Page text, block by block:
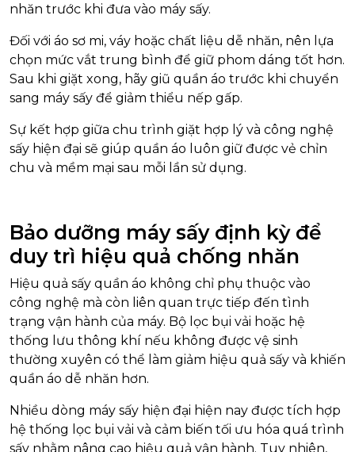
nhăn trước khi đưa vào máy sấy.
Đối với áo sơ mi, váy hoặc chất liệu dễ nhăn, nên lựa
chọn mức vắt trung bình để giữ phom dáng tốt hơn.
Sau khi giặt xong, hãy giũ quần áo trước khi chuyển
sang máy sấy để giảm thiểu nếp gấp.
Sự kết hợp giữa chu trình giặt hợp lý và công nghệ
sấy hiện đại sẽ giúp quần áo luôn giữ được vẻ chỉn
chu và mềm mại sau mỗi lần sử dụng.
Bảo dưỡng máy sấy định kỳ để
duy trì hiệu quả chống nhăn
Hiệu quả sấy quần áo không chỉ phụ thuộc vào
công nghệ mà còn liên quan trực tiếp đến tình
trạng vận hành của máy. Bộ lọc bụi vải hoặc hệ
thống lưu thông khí nếu không được vệ sinh
thường xuyên có thể làm giảm hiệu quả sấy và khiến
quần áo dễ nhăn hơn.
Nhiều dòng máy sấy hiện đại hiện nay được tích hợp
hệ thống lọc bụi vải và cảm biến tối ưu hóa quá trình
sấy nhằm nâng cao hiệu quả vận hành. Tuy nhiên,